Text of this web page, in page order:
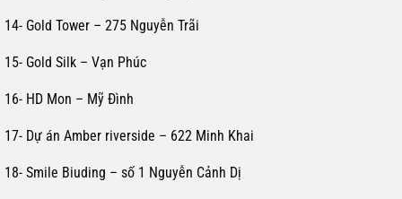
14- Gold Tower – 275 Nguyễn Trãi
15- Gold Silk – Vạn Phúc
16- HD Mon – Mỹ Đình
17- Dự án Amber riverside – 622 Minh Khai
18- Smile Biuding – số 1 Nguyễn Cảnh Dị